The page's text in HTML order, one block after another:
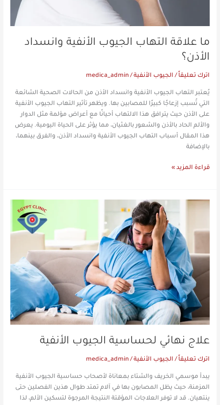
ما علاقة التهاب الجيوب الأنفية وانسداد
الأذن؟
اترك تعليقاً / الجيوب الأنفية /
medica_admin
يُعتبر التهاب الجيوب الأنفية وانسداد الأذن من الحالات الصحية الشائعة
التي تُسبب إزعاجًا كبيرًا للمصابين بها. ويظهر تأثير التهاب الجيوب الأنفية
على الأذن حيث يترافق هذا الالتهاب أحيانًا مع أعراض مؤلمة مثل الدوار
والألم الحاد بالأذن والشعور بالغثيان، مما يؤثر على الحياة اليومية. يعرض
هذا المقال أسباب التهاب الجيوب الأنفية وانسداد الأذن، والفرق بينهما،
بالإضافة
قراءة المزيد »
علاج نهائي لحساسية الجيوب الأنفية
اترك تعليقاً / الجيوب الأنفية /
medica_admin
يبدأ موسمي الخريف والشتاء بمعاناة لأصحاب حساسية الجيوب الأنفية
المزمنة، حيث يظل المصابون بها في آلام تمتد طوال هذين الفصلين حتى
ينتهيان. قد لا توفر العلاجات المؤقتة النتيجة المرجوة لتسكين الألم، لذا
علاج